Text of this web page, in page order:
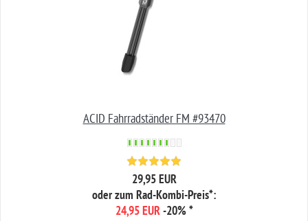
ACID Fahrradständer FM #93470
29,95 EUR
oder zum Rad-Kombi-Preis*:
24,95 EUR -20%*